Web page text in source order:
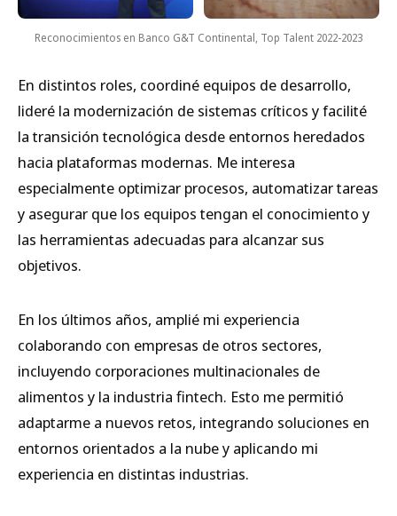
Reconocimientos en Banco G&T Continental, Top Talent 2022-2023
En distintos roles, coordiné equipos de desarrollo,
lideré la modernización de sistemas críticos y facilité
la transición tecnológica desde entornos heredados
hacia plataformas modernas. Me interesa
especialmente optimizar procesos, automatizar tareas
y asegurar que los equipos tengan el conocimiento y
las herramientas adecuadas para alcanzar sus
objetivos.
En los últimos años, amplié mi experiencia
colaborando con empresas de otros sectores,
incluyendo corporaciones multinacionales de
alimentos y la industria fintech. Esto me permitió
adaptarme a nuevos retos, integrando soluciones en
entornos orientados a la nube y aplicando mi
experiencia en distintas industrias.